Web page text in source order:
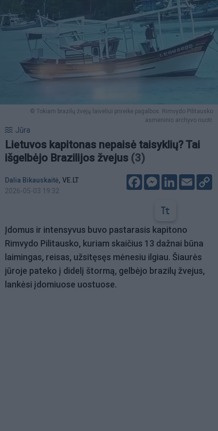
© Tokiam brazilų žvejų laiveliui prireikė pagalbos. Rimvydo Pilitausko
asmeninio archyvo nuotr.
Jūra
Lietuvos kapitonas nepaisė taisyklių? Tai
išgelbėjo Brazilijos žvejus (3)
Dalia Bikauskaitė, VE.LT
2026-05-03 19:32
FacebookMessenger
LinkedIn
Email
Įdomus ir intensyvus buvo pastarasis kapitono
Rimvydo Pilitausko, kuriam skaičius 13 dažnai būna
laimingas, reisas, užsitęsęs mėnesiu ilgiau. Šiaurės
jūroje pateko į didelį štormą, gelbėjo brazilų žvejus,
lankėsi įdomiuose uostuose.